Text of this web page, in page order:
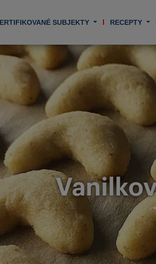
SUBJEKTY RECEPTY